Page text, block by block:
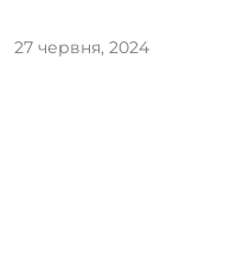
27 червня, 2024